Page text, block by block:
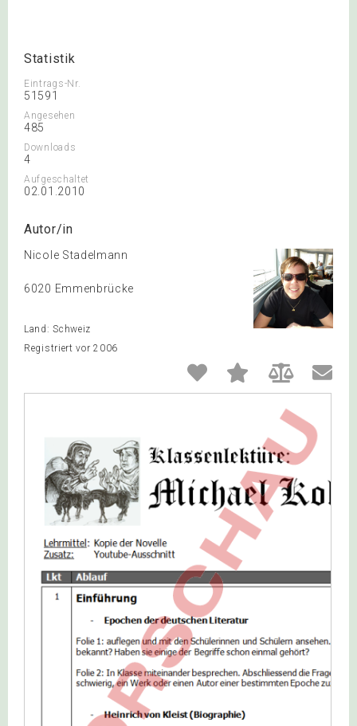
Statistik
Eintrags-Nr.
51591
Angesehen
485
Downloads
4
Aufgeschaltet
02.01.2010
Autor/in
Nicole Stadelmann
6020 Emmenbrücke
Land: Schweiz
Registriert vor 2006